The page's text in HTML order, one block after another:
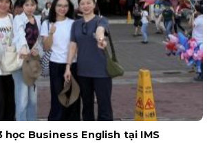
Business English tại IMS